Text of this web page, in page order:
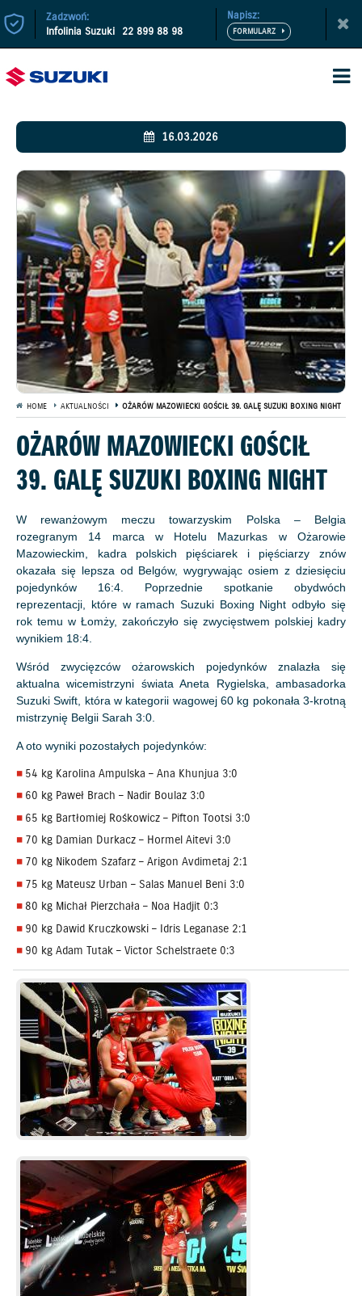
Zadzwoń:
Infolinia Suzuki 22 899 88 98
Napisz:
16.03.2026
HOME AKTUALNOŚCI OŻARÓW MAZOWIECKI GOŚCIŁ 39. GALĘ SUZUKI BOXING NIGHT
OŻARÓW MAZOWIECKI GOŚCIŁ
39. GALĘ SUZUKI BOXING NIGHT
W rewanżowym meczu towarzyskim Polska – Belgia
rozegranym 14 marca w Hotelu Mazurkas w Ożarowie
Mazowieckim, kadra polskich pięściarek i pięściarzy znów
okazała się lepsza od Belgów, wygrywając osiem z dziesięciu
pojedynków 16:4. Poprzednie spotkanie obydwóch
reprezentacji, które w ramach Suzuki Boxing Night odbyło się
rok temu w Łomży, zakończyło się zwycięstwem polskiej kadry
wynikiem 18:4.
Wśród zwycięzców ożarowskich pojedynków znalazła się
aktualna wicemistrzyni świata Aneta Rygielska, ambasadorka
Suzuki Swift, która w kategorii wagowej 60 kg pokonała 3-krotną
mistrzynię Belgii Sarah 3:0.
A oto wyniki pozostałych pojedynków:
54 kg Karolina Ampulska – Ana Khunjua 3:0
60 kg Paweł Brach – Nadir Boulaz 3:0
65 kg Bartłomiej Rośkowicz – Pifton Tootsi 3:0
70 kg Damian Durkacz – Hormel Aitevi 3:0
70 kg Nikodem Szafarz – Arigon Avdimetaj 2:1
75 kg Mateusz Urban – Salas Manuel Beni 3:0
80 kg Michał Pierzchała – Noa Hadjit 0:3
90 kg Dawid Kruczkowski – Idris Leganase 2:1
90 kg Adam Tutak – Victor Schelstraete 0:3